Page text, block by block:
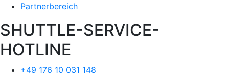
Partnerbereich
SHUTTLE-SERVICE-
HOTLINE
+49 176 10 031 148